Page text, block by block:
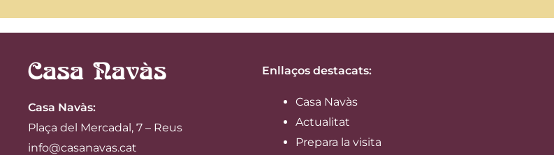
Casa Navàs:
Plaça del Mercadal, 7 – Reus
info@casanavas.cat
Enllaços destacats:
Casa Navàs
Actualitat
Prepara la visita